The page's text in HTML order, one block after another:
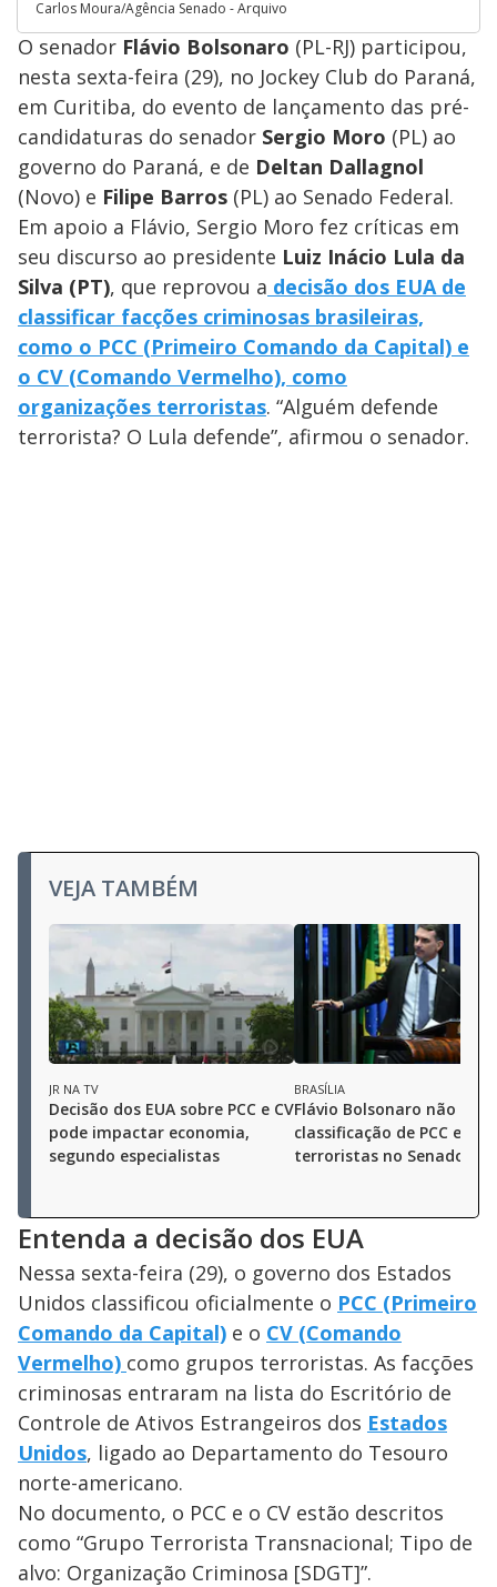
Carlos Moura/Agência Senado - Arquivo
O senador Flávio Bolsonaro (PL-RJ) participou,
nesta sexta-feira (29), no Jockey Club do Paraná,
em Curitiba, do evento de lançamento das pré-
candidaturas do senador Sergio Moro (PL) ao
governo do Paraná, e de Deltan Dallagnol
(Novo) e Filipe Barros (PL) ao Senado Federal.
Em apoio a Flávio, Sergio Moro fez críticas em
seu discurso ao presidente Luiz Inácio Lula da
Silva (PT), que reprovou a decisão dos EUA de
classificar facções criminosas brasileiras,
como o PCC (Primeiro Comando da Capital) e
o CV (Comando Vermelho), como
organizações terroristas. “Alguém defende
terrorista? O Lula defende”, afirmou o senador.
VEJA TAMBÉM
JR NA TV
Decisão dos EUA sobre PCC e CV
pode impactar economia,
segundo especialistas
BRASÍLIA
Flávio Bolsonaro não
classificação de PCC e CV
terroristas no Senado em
Entenda a decisão dos EUA
Nessa sexta-feira (29), o governo dos Estados
Unidos classificou oficialmente o PCC (Primeiro
Comando da Capital) e o CV (Comando
Vermelho) como grupos terroristas. As facções
criminosas entraram na lista do Escritório de
Controle de Ativos Estrangeiros dos Estados
Unidos, ligado ao Departamento do Tesouro
norte-americano.
No documento, o PCC e o CV estão descritos
como “Grupo Terrorista Transnacional; Tipo de
alvo: Organização Criminosa [SDGT]”.